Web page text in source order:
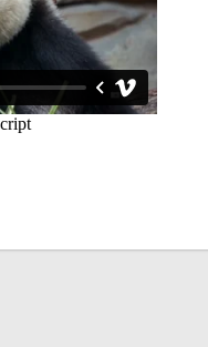
de l'encodage pour